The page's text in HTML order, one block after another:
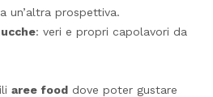
un’altra prospettiva.
: veri e propri capolavori da
aree fooddove poter gustare